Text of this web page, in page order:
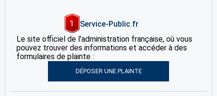
1
Service-Public.fr
Le site officiel de l'administration française, où vous
pouvez trouver des informations et accéder à des
formulaires de plainte :
DÉPOSER UNE PLAINTE